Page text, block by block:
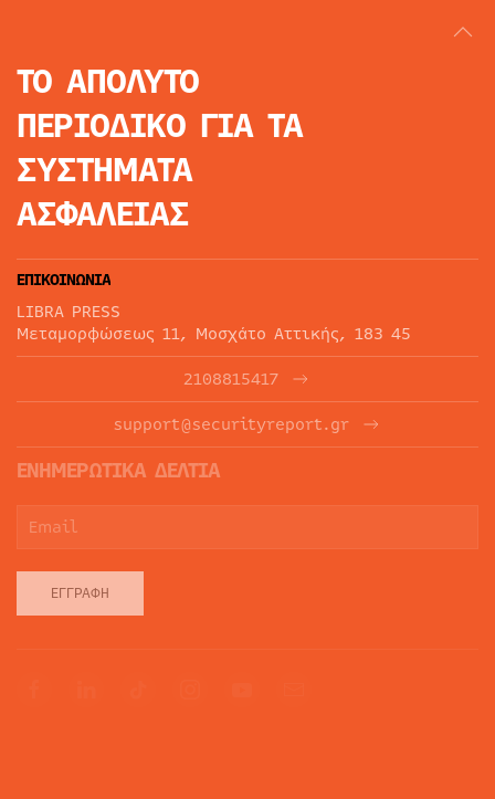
ΤΟ ΑΠΟΛΥΤΟ
ΠΕΡΙΟΔΙΚΟ ΓΙΑ ΤΑ
ΣΥΣΤΗΜΑΤΑ
ΑΣΦΑΛΕΙΑΣ
ΕΠΙΚΟΙΝΩΝΙΑ
LIBRA PRESS
Μεταμορφώσεως 11, Μοσχάτο Αττικής, 183 45
2108815417
support@securityreport.gr
ΕΝΗΜΕΡΩΤΙΚΑ ΔΕΛΤΙΑ
ΕΓΓΡΑΦΉ